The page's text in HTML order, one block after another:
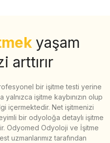
yaşam
arttırır
bir işitme testi yerine
işitme kaybınızın olup
içermektedir. Net işitmenizi
bir odyoloğa detaylı işitme
Odyomed Odyoloji ve İşitme
uzmanlarımız tarafından